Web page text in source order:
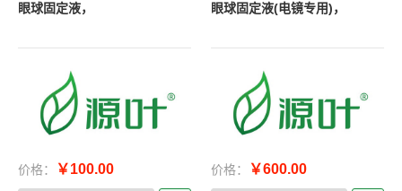
眼球固定液，
价格： ￥100.00
眼球固定液(电镜专用)，
价格： ￥600.00